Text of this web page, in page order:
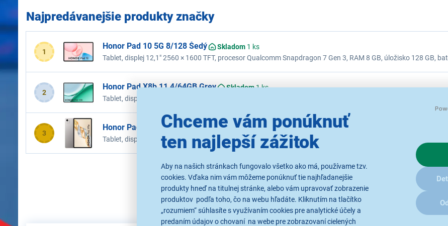
Chceme vám ponúknuť
ten najlepší zážitok
Aby na našich stránkach fungovalo všetko ako má, používame tzv.
cookies. Vďaka nim vám môžeme ponúknuť tie najhľadanejšie
produkty hneď na titulnej stránke, alebo vám upravovať zobrazenie
produktov podľa toho, čo na webu hľadáte. Kliknutím na tlačítko
„rozumiem“ súhlasíte s využívaním cookies pre analytické účely a
predaním údajov o chovaní na webe pre zobrazovaní cielených
Najpredávanejšie produkty značky
1
Honor Pad 10 5G 8/128 Šedý Skladom 1 ks
Tablet, displej 12,1" 2560 × 1600 TFT, procesor Qualcomm Snapdragon 7 Gen 3, RAM 8 GB, úložisko 128 GB,
2
Honor Pad X8b 11 4/64GB Grey Skladom1 ks
Tablet, displej 11" 1920 × 1200 px TFT 90 Hz, procesor Qualcomm Snapdragon 680, RAM 4 GB, úložisko 64 GB,
3
Honor Pad X9a Wifi 6/128GB Grey Skladom1 ks
Tablet, displej 11,5" 2508 × 1504 IPS, procesor Snapdragon 685, RAM 6 GB, úložisko 128 GB, batéria 8200